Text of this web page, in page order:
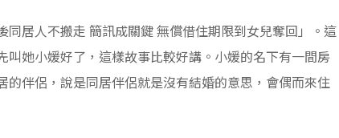
居人不搬走 簡訊成關鍵 無償借住期限到女兒奪回」。這
她小媛好了，這樣故事比較好講。小媛的名下有一間房
伴侶，說是同居伴侶就是沒有結婚的意思，會偶而來住